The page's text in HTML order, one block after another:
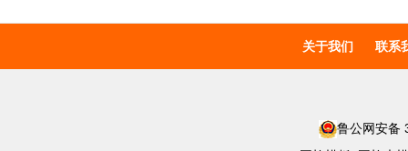
关于我们 联系
鲁公网安备